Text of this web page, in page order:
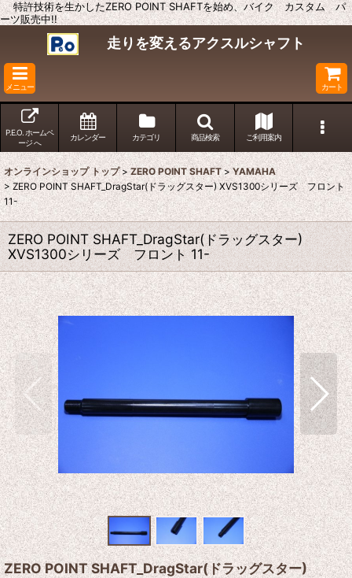
特許技術を生かしたZERO POINT SHAFTを始め、バイク カスタム パ
ーツ販売中!!
走りを変えるアクスルシャフト
メニュー カート
P.E.O. ホームペ
ージ へ
カレンダー カテゴリ 商品検索 ご利用案内
オンラインショップ トップ > ZERO POINT SHAFT > YAMAHA
> ZERO POINT SHAFT_DragStar(ドラッグスター) XVS1300シリーズ フロント
11-
ZERO POINT SHAFT_DragStar(ドラッグスター)
XVS1300シリーズ フロント 11-
ZERO POINT SHAFT_DragStar(ドラッグスター)